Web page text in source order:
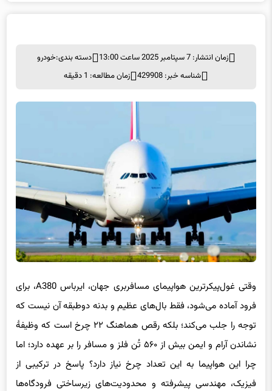
زمان انتشار: 7 سپتامبر 2025 ساعت 13:00 دسته بندی:خودرو
شناسه خبر: 429908
زمان مطالعه: 1 دقیقه
وقتی غول‌پیکرترین هواپیمای مسافربری جهان، ایرباس A380، برای
فرود آماده می‌شود، فقط بال‌های عظیم و بدنه دوطبقه آن نیست که
توجه را جلب می‌کند؛ بلکه رقص هماهنگ ۲۲ چرخ است که وظیفهٔ
نشاندن آرام و ایمن بیش از ۵۶۰ تُن فلز و مسافر را بر عهده دارد؛ اما
چرا این هواپیما به این تعداد چرخ نیاز دارد؟ پاسخ در ترکیبی از
فیزیک، مهندسی پیشرفته و محدودیت‌های زیرساختی فرودگاه‌ها